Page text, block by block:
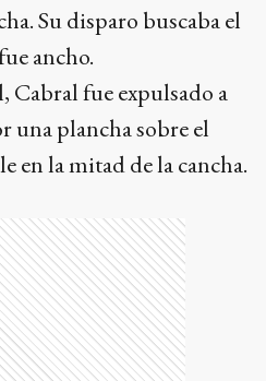
Su disparo buscaba el
ancho.
fue expulsado a
una plancha sobre el
en la mitad de la cancha.